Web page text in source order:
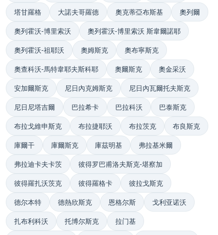
塔甘羅格 大諾夫哥羅德 奧克蒂亞布斯基 奧列爾
奧列霍沃-博里索沃 奧列霍沃-博里索沃 斯韋爾諾耶
奧列霍沃-祖耶沃 奧姆斯克 奧布寧斯克
奧查科沃-馬特韋耶夫斯科耶 奧爾斯克 奧金采沃
安加爾斯克 尼日內克姆斯克 尼日內瓦爾托夫斯克
尼日尼塔吉爾 巴拉希卡 巴拉科沃 巴泰斯克
布拉戈維申斯克 布拉捷耶沃 布拉茨克 布良斯克
庫爾干 庫爾斯克 庫茲明基 弗拉基米爾
弗拉迪卡夫卡茨 彼得罗巴甫洛夫斯克-堪察加
彼得羅扎沃茨克 彼得羅格卡 彼拉戈斯克
德尔本特 德熱欣斯克 恩格尔斯 戈利亚诺沃
扎布利科沃 托博尔斯克 拉门基